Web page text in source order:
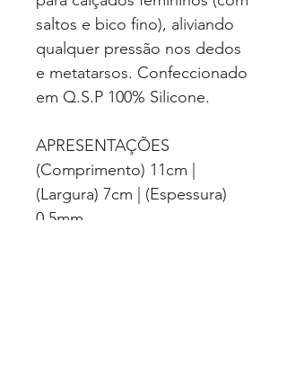
saltos e bico fino), aliviando
qualquer pressão nos dedos
e metatarsos. Confeccionado
em Q.S.P 100% Silicone.
APRESENTAÇÕES
(Comprimento) 11cm |
(Largura) 7cm | (Espessura)
0,5mm